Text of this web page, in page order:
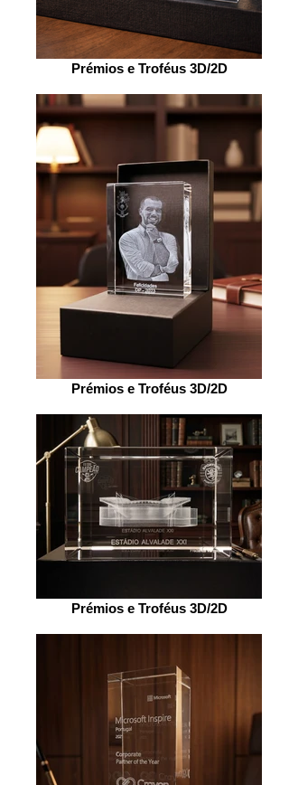
Prémios e Troféus 3D/2D
Prémios e Troféus 3D/2D
Prémios e Troféus 3D/2D